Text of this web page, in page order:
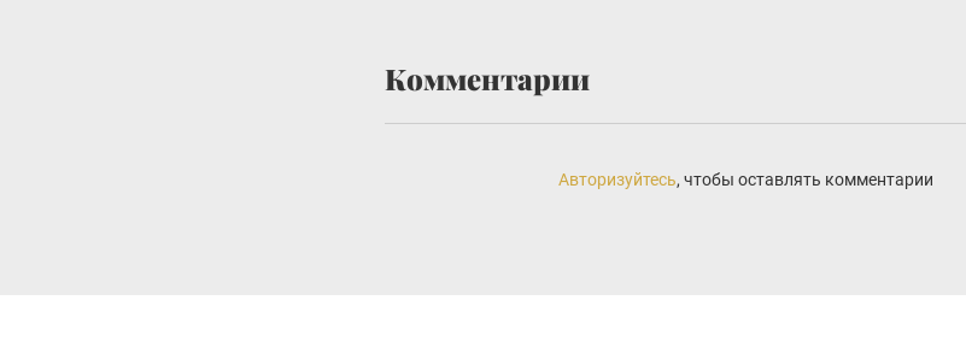
Комментарии
Авторизуйтесь, чтобы оставлять комментарии